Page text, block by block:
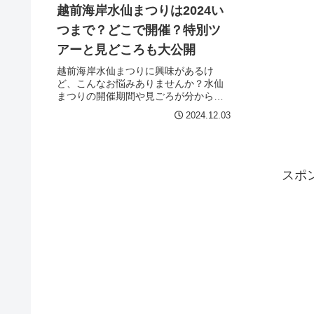
越前海岸水仙まつりは2024い
つまで？どこで開催？特別ツ
アーと見どころも大公開
越前海岸水仙まつりに興味があるけ
ど、こんなお悩みありませんか？水仙
まつりの開催期間や見ごろが分からな
い特別ツアーってどんな内容なのか気
になるアクセスや駐車場の情報が不安
2024.12.03
スポ